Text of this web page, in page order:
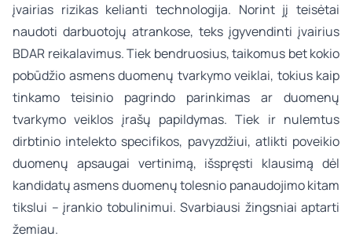
įvairias rizikas kelianti technologija. Norint jį teisėtai
naudoti darbuotojų atrankose, teks įgyvendinti įvairius
BDAR reikalavimus. Tiek bendruosius, taikomus bet kokio
pobūdžio asmens duomenų tvarkymo veiklai, tokius kaip
tinkamo teisinio pagrindo parinkimas ar duomenų
tvarkymo veiklos įrašų papildymas. Tiek ir nulemtus
dirbtinio intelekto specifikos, pavyzdžiui, atlikti poveikio
duomenų apsaugai vertinimą, išspręsti klausimą dėl
kandidatų asmens duomenų tolesnio panaudojimo kitam
tikslui – įrankio tobulinimui. Svarbiausi žingsniai aptarti
žemiau.